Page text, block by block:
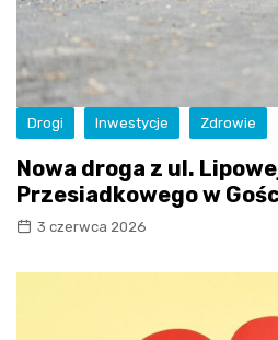
Drogi Inwestycje Zdrowie
Nowa droga z ul.
Przesiadkowego w
3 czerwca 2026